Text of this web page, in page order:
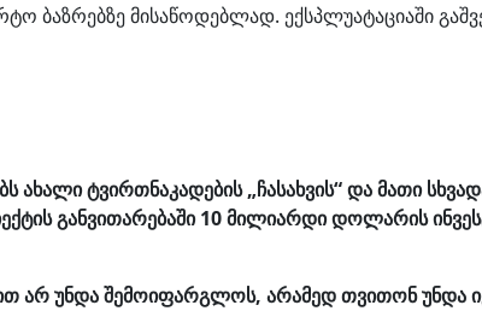
ბაზრებზე მისაწოდებლად. ექსპლუატაციაში
ტვირთნაკადების „ჩასახვის“ და მათი
განვითარებაში 10 მილიარდი დოლარის
არ უნდა შემოიფარგლოს, არამედ თვითონ უნდა